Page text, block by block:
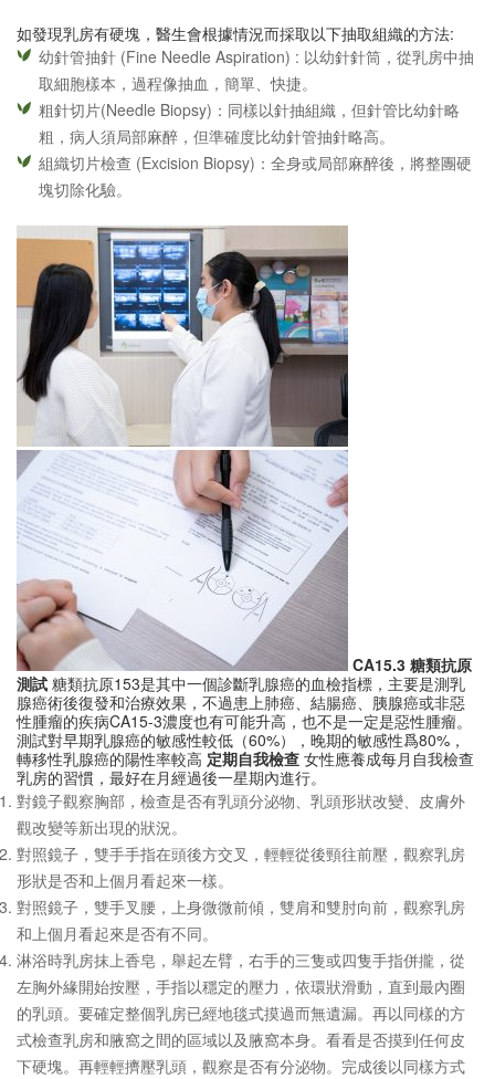
如發現乳房有硬塊，醫生會根據情況而採取以下抽取組織的方法:
幼針管抽針 (Fine Needle Aspiration) : 以幼針針筒，從乳房中抽
取細胞樣本，過程像抽血，簡單、快捷。
粗針切片(Needle Biopsy)：同樣以針抽組織，但針管比幼針略
粗，病人須局部麻醉，但準確度比幼針管抽針略高。
組織切片檢查 (Excision Biopsy)：全身或局部麻醉後，將整團硬
塊切除化驗。
CA15.3 糖類抗原
測試 糖類抗原153是其中一個診斷乳腺癌的血檢指標，主要是測乳
腺癌術後復發和治療效果，不過患上肺癌、結腸癌、胰腺癌或非惡
性腫瘤的疾病CA15-3濃度也有可能升高，也不是一定是惡性腫瘤。
測試對早期乳腺癌的敏感性較低（60%），晚期的敏感性爲80%，
轉移性乳腺癌的陽性率較高 定期自我檢查 女性應養成每月自我檢查
乳房的習慣，最好在月經過後一星期內進行。
對鏡子觀察胸部，檢查是否有乳頭分泌物、乳頭形狀改變、皮膚外
觀改變等新出現的狀況。
對照鏡子，雙手手指在頭後方交叉，輕輕從後頸往前壓，觀察乳房
形狀是否和上個月看起來一樣。
對照鏡子，雙手叉腰，上身微微前傾，雙肩和雙肘向前，觀察乳房
和上個月看起來是否有不同。
淋浴時乳房抹上香皂，舉起左臂，右手的三隻或四隻手指併攏，從
左胸外緣開始按壓，手指以穩定的壓力，依環狀滑動，直到最內圈
的乳頭。要確定整個乳房已經地毯式摸過而無遺漏。再以同樣的方
式檢查乳房和腋窩之間的區域以及腋窩本身。看看是否摸到任何皮
下硬塊。再輕輕擠壓乳頭，觀察是否有分泌物。完成後以同樣方式